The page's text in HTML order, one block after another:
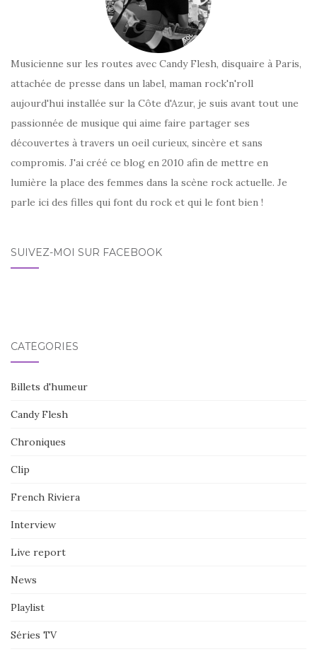
Musicienne sur les routes avec Candy Flesh, disquaire à Paris,
attachée de presse dans un label, maman rock'n'roll
aujourd'hui installée sur la Côte d'Azur, je suis avant tout une
passionnée de musique qui aime faire partager ses
découvertes à travers un oeil curieux, sincère et sans
compromis. J'ai créé ce blog en 2010 afin de mettre en
lumière la place des femmes dans la scène rock actuelle. Je
parle ici des filles qui font du rock et qui le font bien !
SUIVEZ-MOI SUR FACEBOOK
CATÉGORIES
Billets d'humeur
Candy Flesh
Chroniques
Clip
French Riviera
Interview
Live report
News
Playlist
Séries TV